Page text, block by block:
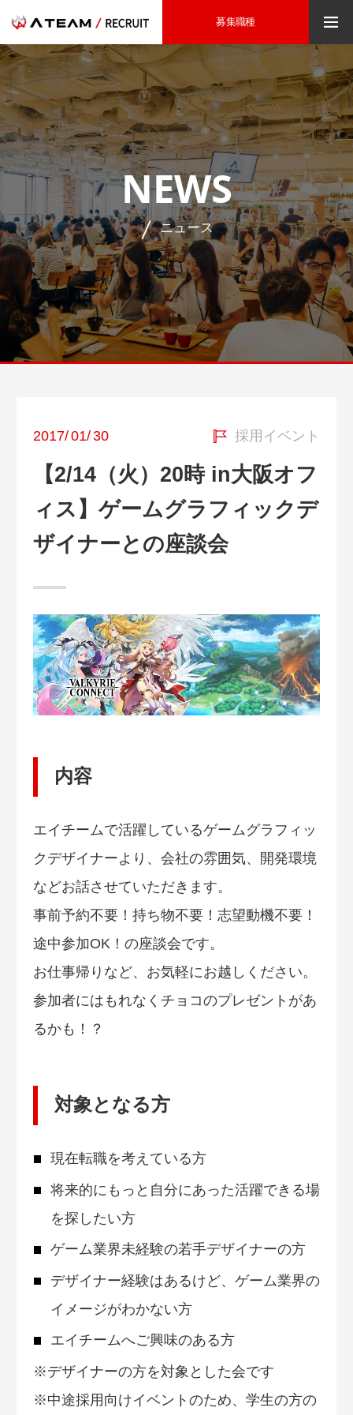
募集職種
NEWS
ニュース
採用イベント
2017/01/30
【2/14（火）20時 in大阪オフ
ィス】ゲームグラフィックデ
ザイナーとの座談会
内容
エイチームで活躍しているゲームグラフィッ
クデザイナーより、会社の雰囲気、開発環境
などお話させていただきます。
事前予約不要！持ち物不要！志望動機不要！
途中参加OK！の座談会です。
お仕事帰りなど、お気軽にお越しください。
参加者にはもれなくチョコのプレゼントがあ
るかも！？
対象となる方
現在転職を考えている方
将来的にもっと自分にあった活躍できる場
を探したい方
ゲーム業界未経験の若手デザイナーの方
デザイナー経験はあるけど、ゲーム業界の
イメージがわかない方
エイチームへご興味のある方
※デザイナーの方を対象とした会です
※中途採用向けイベントのため、学生の方の